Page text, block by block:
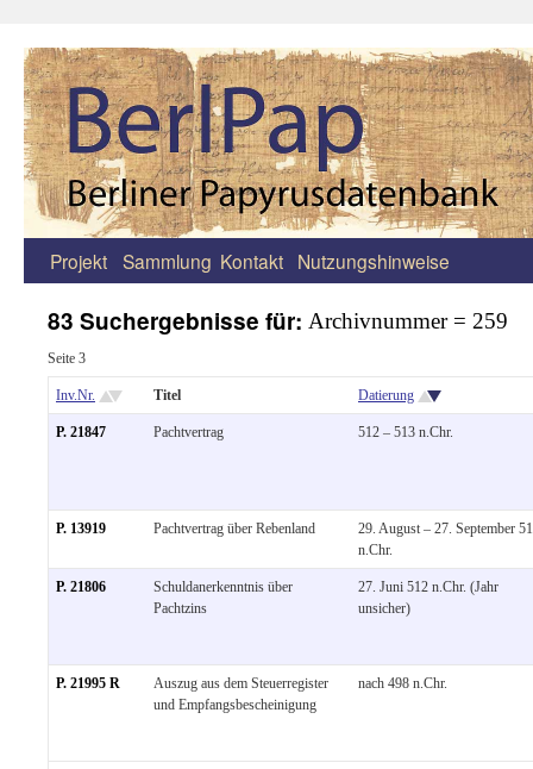
Zum
springen
Projekt Sammlung Kontakt Nutzungshinweise
83 Suchergebnisse für: Archivnummer = 259
Seite 3
Inv.Nr. Titel Datierung
P. 21847 Pachtvertrag 512 – 513 n.Chr.
P. 13919 Pachtvertrag über Rebenland
29. August – 27. September
n.Chr.
P. 21806
Schuldanerkenntnis über
Pachtzins
27. Juni 512 n.Chr. (Jahr
unsicher)
P. 21995 R
Auszug aus dem Steuerregister
und Empfangsbescheinigung
nach 498 n.Chr.